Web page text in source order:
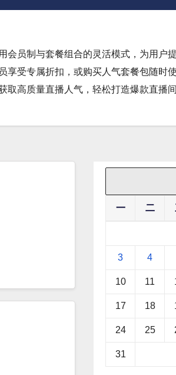
员制与套餐组合的灵活模式，为用户
受专属折扣，或购买人气套餐包随时
高质量直播人气，轻松打造爆款直播间
一 二
3 4
10 11
17 18
24 25
31